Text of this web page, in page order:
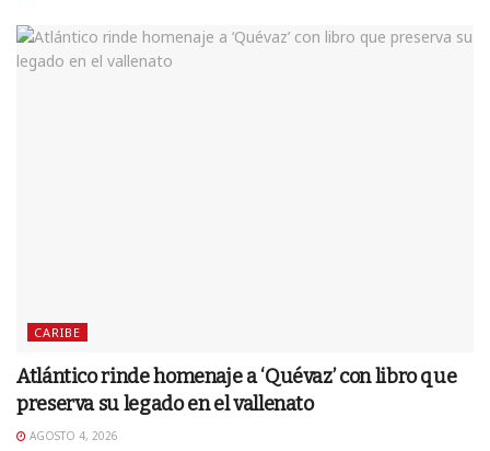
CARIBE
Atlántico rinde homenaje a ‘Quévaz’ con libro que
preserva su legado en el vallenato
AGOSTO 4, 2026